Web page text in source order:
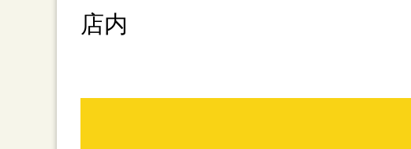
店内